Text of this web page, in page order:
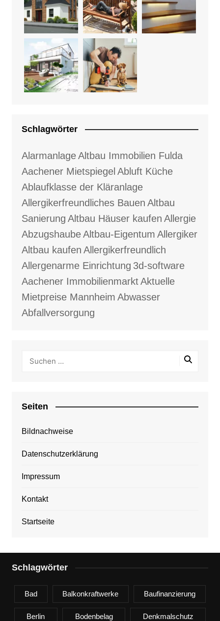
Schlagwörter
AlarmanlageAltbau Immobilien Fulda
Aachener Mietspiegel Abluft Küche
Ablaufklasse der Kläranlage
Allergikerfreundliches Bauen Altbau
Sanierung Altbau Häuser kaufen Allergie
AbzugshaubeAltbau-Eigentum Allergiker
Altbau kaufen Allergikerfreundlich
Allergenarme Einrichtung 3d-software
Aachener ImmobilienmarktAktuelle
Mietpreise Mannheim Abwasser
Abfallversorgung
Seiten
Bildnachweise
Datenschutzerklärung
Impressum
Kontakt
Startseite
Schlagwörter
Bad Balkonkraftwerke Baufinanzierung
Berlin Bodenbelag Denkmalschutz